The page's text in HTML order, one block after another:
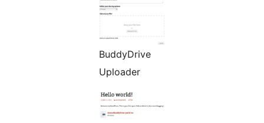
BuddyDrive
Uploader